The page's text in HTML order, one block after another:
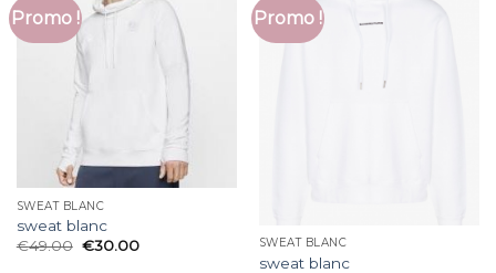
Promo !
SWEAT BLANC
sweat blanc
€49.00 €30.00
Promo !
SWEAT BLANC
sweat blanc